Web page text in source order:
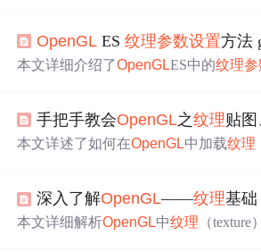
OpenGL ES纹理参数设置方法
本文详细介绍了OpenGLES中的纹理参
手把手教会OpenGL之纹理贴
本文详述了如何在OpenGL中加载纹理
EXTURE_WRAP_S与
解析了纹理环境设置的各个环节，助
深入了解OpenGL——纹理基础
本文详细解析OpenGL中纹理 （